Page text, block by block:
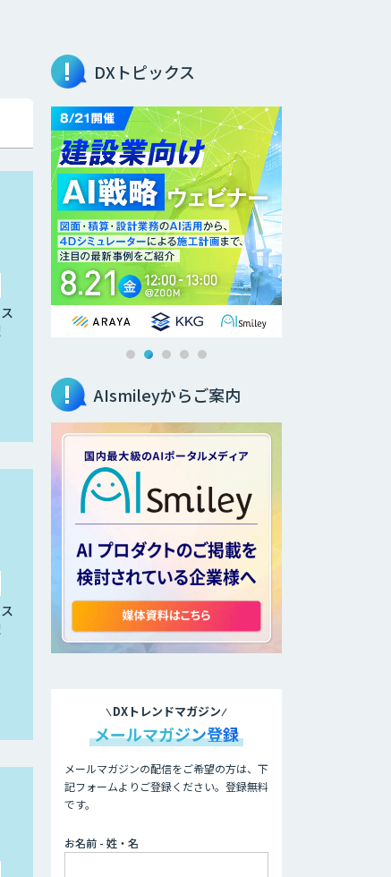
DXトピックス
AIsmileyからご案内
DXトレンドマガジン
メールマガジン登録
メールマガジンの配信をご希望の方は、下
記フォームよりご登録ください。登録無料
です。
お名前 - 姓・名